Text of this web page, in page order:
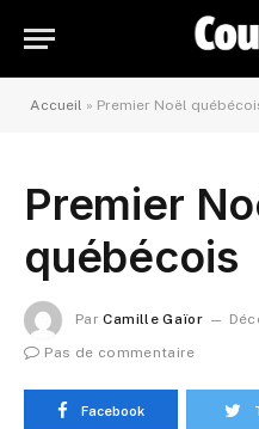
Accueil » Premier Noël
Premier
québécois
Par Camille Gaïor
Pas de commentaire
Facebook